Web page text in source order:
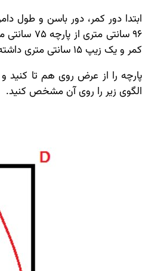
ابتدا دور کمر، دور باسن و طول
96 سانتی
کمر و یک زیپ 15 سانتی متری داشته باشید.
الگوی زیر را روی آن مشخص کنید.